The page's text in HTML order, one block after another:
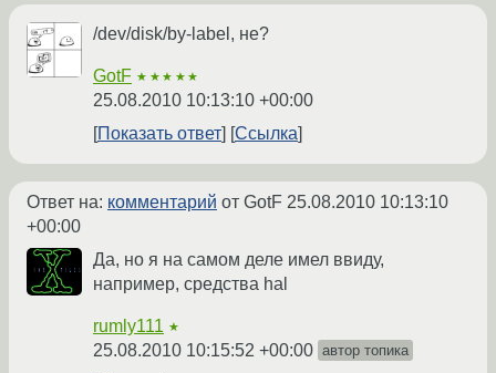
/dev/disk/by-label, не?
GotF ★★★★★
25.08.2010 10:13:10 +00:00
Показать ответ
Ссылка
Ответ на: комментарий от GotF 25.08.2010 10:13:10
+00:00
Да, но я на самом деле имел ввиду,
например, средства hal
rumly111 ★
25.08.2010 10:15:52 +00:00 автор топика